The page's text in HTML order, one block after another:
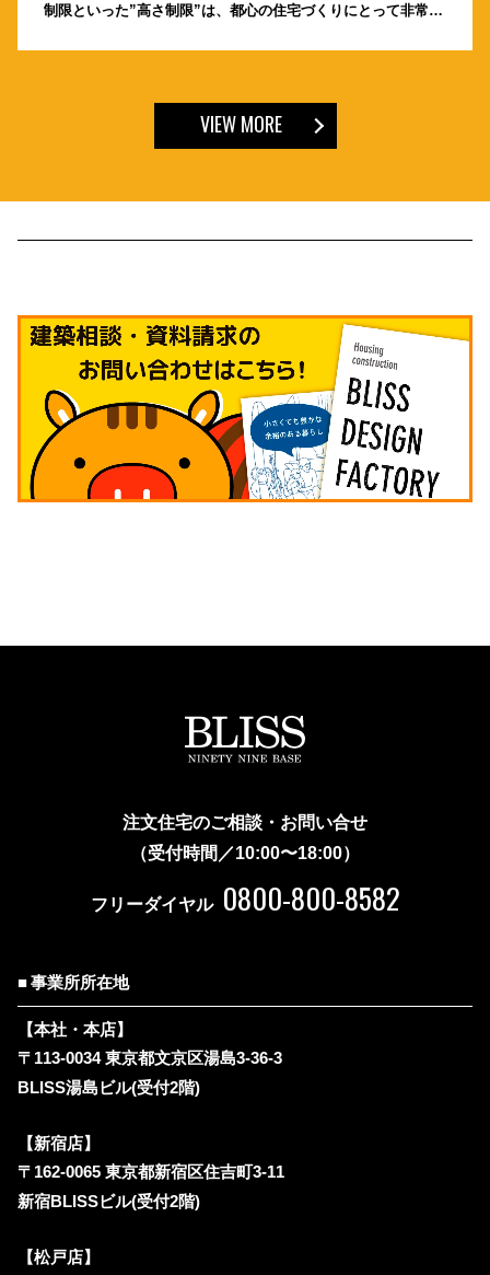
制限といった”高さ制限”は、都心の住宅づくりにとって非常に
VIEW MORE
注文住宅のご相談・お問い合せ
（受付時間／10:00〜18:00）
フリーダイヤル 0800-800-8582
事業所所在地
【本社・本店】
〒113-0034 東京都文京区湯島3-36-3
BLISS湯島ビル(受付2階)
【新宿店】
〒162-0065 東京都新宿区住吉町3-11
新宿BLISSビル(受付2階)
【松戸店】